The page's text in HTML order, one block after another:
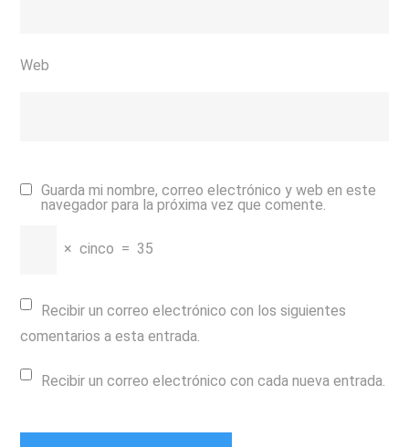
Web
Guarda mi nombre, correo electrónico y web en este
navegador para la próxima vez que comente.
× cinco = 35
Recibir un correo electrónico con los siguientes
comentarios a esta entrada.
Recibir un correo electrónico con cada nueva entrada.